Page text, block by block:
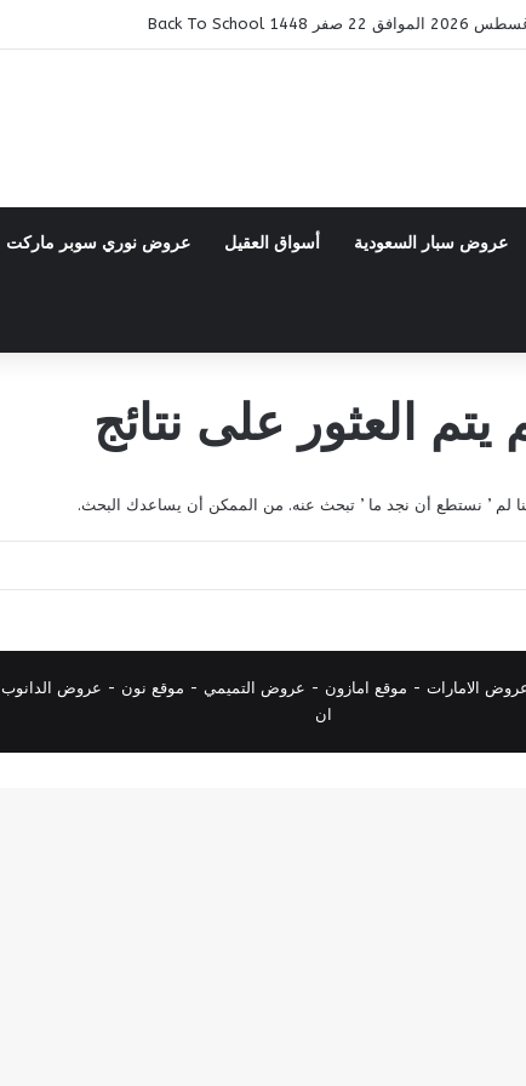
عروض سبار السعودية أسواق العقيل عروض نوري سوبر ماركت
يتم العثور على نتائج
لم ’ نستطع أن نجد ما ’ تبحث عنه. من الممكن أن يساعدك البحث.
الامارات - موقع امازون - عروض التميمي - موقع نون - عروض الدانوب
ان